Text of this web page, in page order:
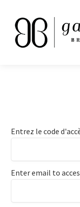
Entrez le code
Enter email to